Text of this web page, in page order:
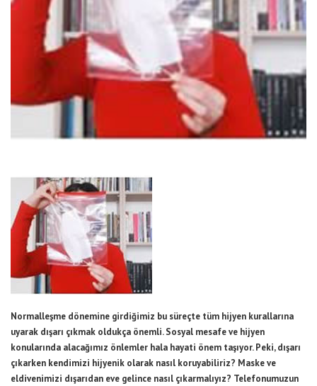
Normalleşme dönemine girdiğimiz bu süreçte tüm hijyen kurallarına
uyarak dışarı çıkmak oldukça önemli. Sosyal mesafe ve hijyen
konularında alacağımız önlemler hala hayati önem taşıyor. Peki, dışarı
çıkarken kendimizi hijyenik olarak nasıl koruyabiliriz? Maske ve
eldivenimizi dışarıdan eve gelince nasıl çıkarmalıyız? Telefonumuzun